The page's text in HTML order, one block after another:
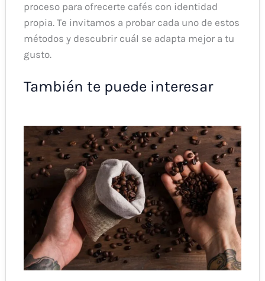
proceso para ofrecerte cafés con identidad
propia. Te invitamos a probar cada uno de estos
métodos y descubrir cuál se adapta mejor a tu
gusto.
También te puede interesar